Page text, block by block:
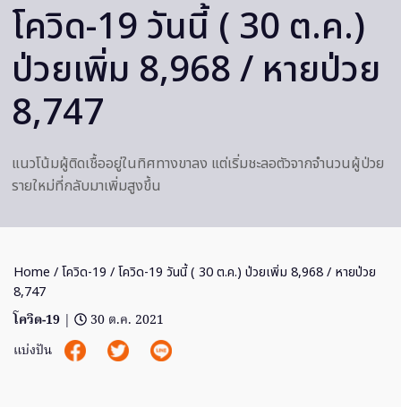
โควิด-19 วันนี้ ( 30 ต.ค.)
ป่วยเพิ่ม 8,968 / หายป่วย
8,747
แนวโน้มผู้ติดเชื้ออยู่ในทิศทางขาลง แต่เริ่มชะลอตัวจากจำนวนผู้ป่วย
รายใหม่ที่กลับมาเพิ่มสูงขึ้น
Home /โควิด-19 / โควิด-19 วันนี้ ( 30 ต.ค.) ป่วยเพิ่ม 8,968 / หายป่วย
8,747
โควิด-19 |
30 ต.ค. 2021
แบ่งปัน